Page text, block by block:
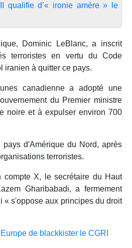
qualifie d’« ironie amère » le
Dominic LeBlanc, a inscrit
terroristes en vertu du Code
iranien à quitter ce pays.
canadienne a adopté une
du Premier ministre
noire et à expulser environ 700
d'Amérique du Nord, après
terroristes.
compte X, le secrétaire du Haut
Gharibabadi, a fermement
s'oppose aux principes du droit
de blackkister le CGRI